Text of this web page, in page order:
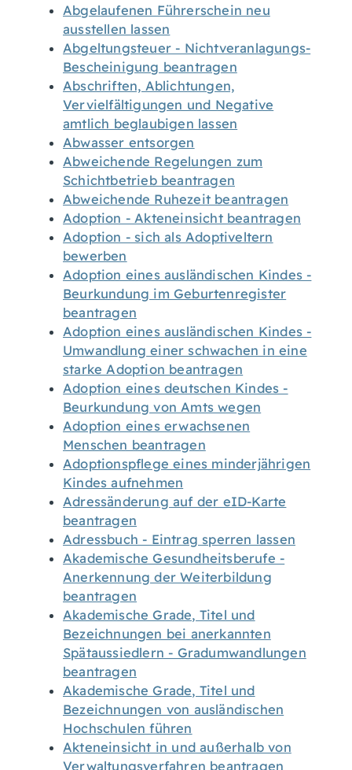
Abgelaufenen Führerschein neu
ausstellen lassen
Abgeltungsteuer - Nichtveranlagungs-
Bescheinigung beantragen
Abschriften, Ablichtungen,
Vervielfältigungen und Negative
amtlich beglaubigen lassen
Abwasser entsorgen
Abweichende Regelungen zum
Schichtbetrieb beantragen
Abweichende Ruhezeit beantragen
Adoption - Akteneinsicht beantragen
Adoption - sich als Adoptiveltern
bewerben
Adoption eines ausländischen Kindes -
Beurkundung im Geburtenregister
beantragen
Adoption eines ausländischen Kindes -
Umwandlung einer schwachen in eine
starke Adoption beantragen
Adoption eines deutschen Kindes -
Beurkundung von Amts wegen
Adoption eines erwachsenen
Menschen beantragen
Adoptionspflege eines minderjährigen
Kindes aufnehmen
Adressänderung auf der eID-Karte
beantragen
Adressbuch - Eintrag sperren lassen
Akademische Gesundheitsberufe -
Anerkennung der Weiterbildung
beantragen
Akademische Grade, Titel und
Bezeichnungen bei anerkannten
Spätaussiedlern - Gradumwandlungen
beantragen
Akademische Grade, Titel und
Bezeichnungen von ausländischen
Hochschulen führen
Akteneinsicht in und außerhalb von
Verwaltungsverfahren beantragen